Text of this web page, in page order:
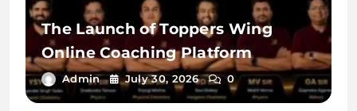
The Launch of Toppers Wing
Online Coaching Platform
Admin July 30, 2026 0